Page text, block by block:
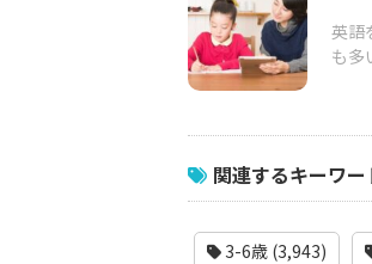
英語
も多
関連するキーワー
3-6歳 (3,943)